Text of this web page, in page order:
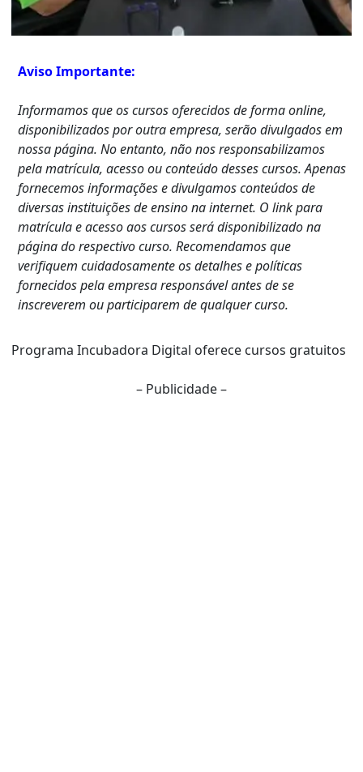
Aviso Importante:
Informamos que os cursos oferecidos de forma online,
disponibilizados por outra empresa, serão divulgados em
nossa página. No entanto, não nos responsabilizamos
pela matrícula, acesso ou conteúdo desses cursos. Apenas
fornecemos informações e divulgamos conteúdos de
diversas instituições de ensino na internet. O link para
matrícula e acesso aos cursos será disponibilizado na
página do respectivo curso. Recomendamos que
verifiquem cuidadosamente os detalhes e políticas
fornecidos pela empresa responsável antes de se
inscreverem ou participarem de qualquer curso.
Programa Incubadora Digital oferece cursos gratuitos
– Publicidade –